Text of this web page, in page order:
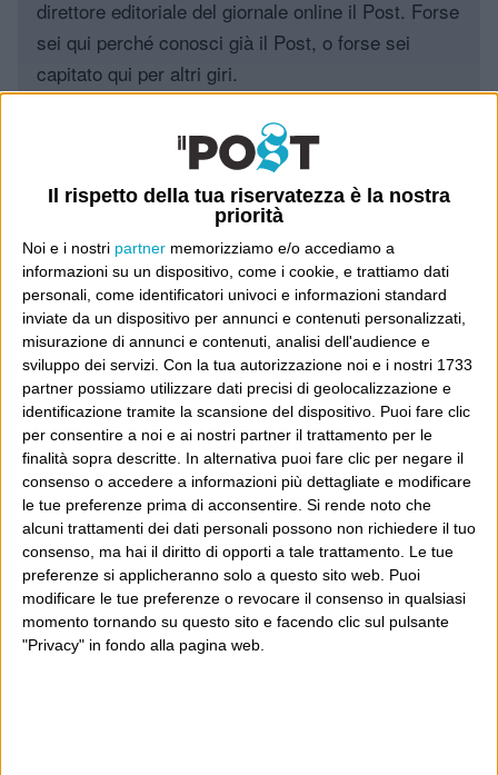
Il rispetto della tua riservatezza è la nostra
priorità
Noi e i nostri partner memorizziamo e/o accediamo a
informazioni su un dispositivo, come i cookie, e trattiamo dati
personali, come identificatori univoci e informazioni standard
inviate da un dispositivo per annunci e contenuti personalizzati,
misurazione di annunci e contenuti, analisi dell'audience e
sviluppo dei servizi. Con la tua autorizzazione noi e i nostri 1733
partner possiamo utilizzare dati precisi di geolocalizzazione e
identificazione tramite la scansione del dispositivo. Puoi fare clic
per consentire a noi e ai nostri partner il trattamento per le
finalità sopra descritte. In alternativa puoi fare clic per negare il
consenso o accedere a informazioni più dettagliate e modificare
le tue preferenze prima di acconsentire. Si rende noto che
alcuni trattamenti dei dati personali possono non richiedere il tuo
consenso, ma hai il diritto di opporti a tale trattamento. Le tue
preferenze si applicheranno solo a questo sito web. Puoi
modificare le tue preferenze o revocare il consenso in qualsiasi
momento tornando su questo sito e facendo clic sul pulsante
"Privacy" in fondo alla pagina web.
direttore editoriale del giornale online il Post. Forse
sei qui perché conosci già il Post, o forse sei
capitato qui per altri giri.
In questo secondo caso, e se Wittgenstein ti piace,
potrebbe piacerti anche il Post: che è partito
proprio da qui, e dal voler portare gli approcci di
questo blog dentro a un progetto più grande.
Poi il Post è cresciuto ed è diventato anche altro:
un progetto giornalistico che prosegue da oltre 16
anni, grazie a chi lo scopre, lo apprezza e lo
consiglia in giro.
Leggi il Post, magari ti piace
Luca Sofri Wittgenstein
POST PRECEDENTE
La maggiore età un po’ sì e un
POST SUCCESSIVO
Era tanto beneducato,